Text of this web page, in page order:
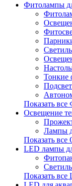
Фитолампы
Тонкие
Показать
Освещение
Лампы
Показать
LED лампы
Показать все